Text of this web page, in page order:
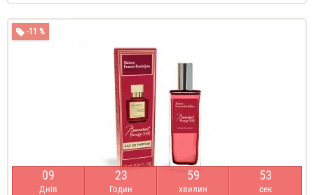
-11 %
09
Днів
23
Годин
59
хвилин
51
сек